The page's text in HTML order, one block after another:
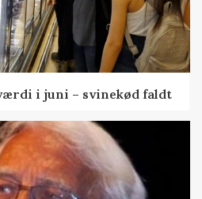
i juni – svinekød faldt